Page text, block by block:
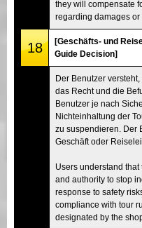
they will compensate
regarding damages or
18
[Geschäfts- und
Guide Decision]
Der Benutzer
das Recht und die
Benutzer je nach
Nichteinhaltung der
zu suspendieren. Der
Geschäft oder
Users understand
and authority to stop
response to safety
compliance with tour
designated by the